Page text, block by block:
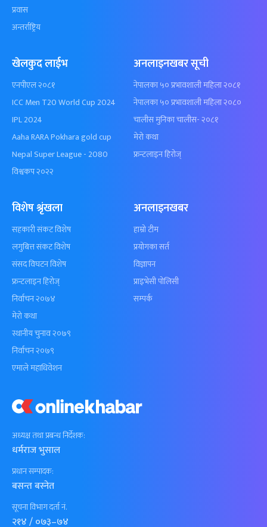
अध्यक्ष तथा प्रबन्ध निर्देशक:
धर्मराज भुसाल
प्रधान सम्पादक:
बसन्त बस्नेत
सूचना विभाग दर्ता नं.
२१४ / ०७३–७४
प्रवास
अन्तर्राष्ट्रिय
खेलकुद लाईभ
एनपीएल २०८१
ICC Men T20 World Cup 2024
IPL 2024
Aaha RARA Pokhara gold cup
Nepal Super League - 2080
विश्वकप २०२२
अनलाइनखबर सूची
नेपालका ५० प्रभावशाली महिला २०८१
नेपालका ५० प्रभावशाली महिला २०८०
चालीस मुनिका चालीस- २०८१
मेरो कथा
फ्रन्टलाइन हिरोज्
विशेष श्रृंखला
सहकारी संकट विशेष
लगुबित्त संकट विशेष
संसद विघटन विशेष
फ्रन्टलाइन हिरोज्
निर्वाचन २०७४
मेरो कथा
स्थानीय चुनाव २०७९
निर्वाचन २०७९
एमाले महाधिवेशन
अनलाइनखबर
हाम्रो टीम
प्रयोगका सर्त
विज्ञापन
प्राइभेसी पोलिसी
सम्पर्क